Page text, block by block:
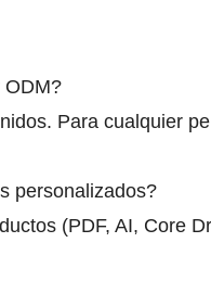
ODM?
Para cualquier
personalizados?
(PDF, AI, Core